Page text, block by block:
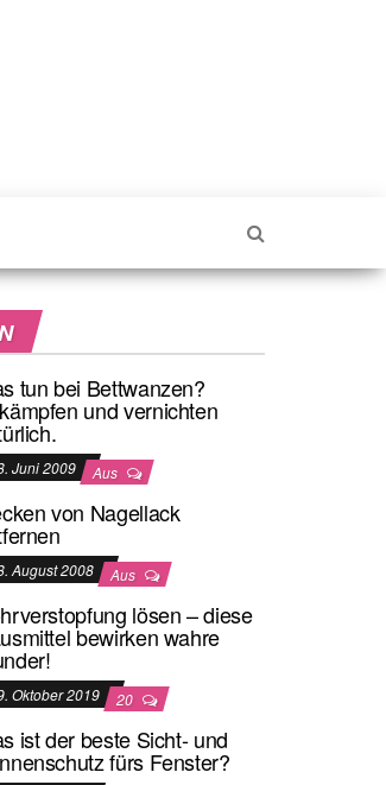
tun bei Bettwanzen?
und vernichten
Juni 2009 Aus
von Nagellack
August 2008 Aus
lösen – diese
bewirken wahre
Oktober 2019 20
ist der beste Sicht- und
fürs Fenster?